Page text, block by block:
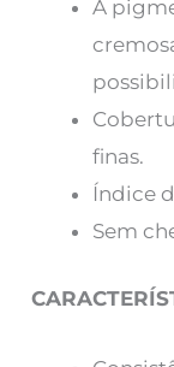
A
finas.
Índice
Sem